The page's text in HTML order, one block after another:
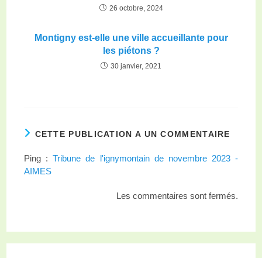
26 octobre, 2024
Montigny est-elle une ville accueillante pour
les piétons ?
30 janvier, 2021
CETTE PUBLICATION A UN COMMENTAIRE
Ping :Tribune de l'ignymontain de novembre 2023 -
AIMES
Les commentaires sont fermés.